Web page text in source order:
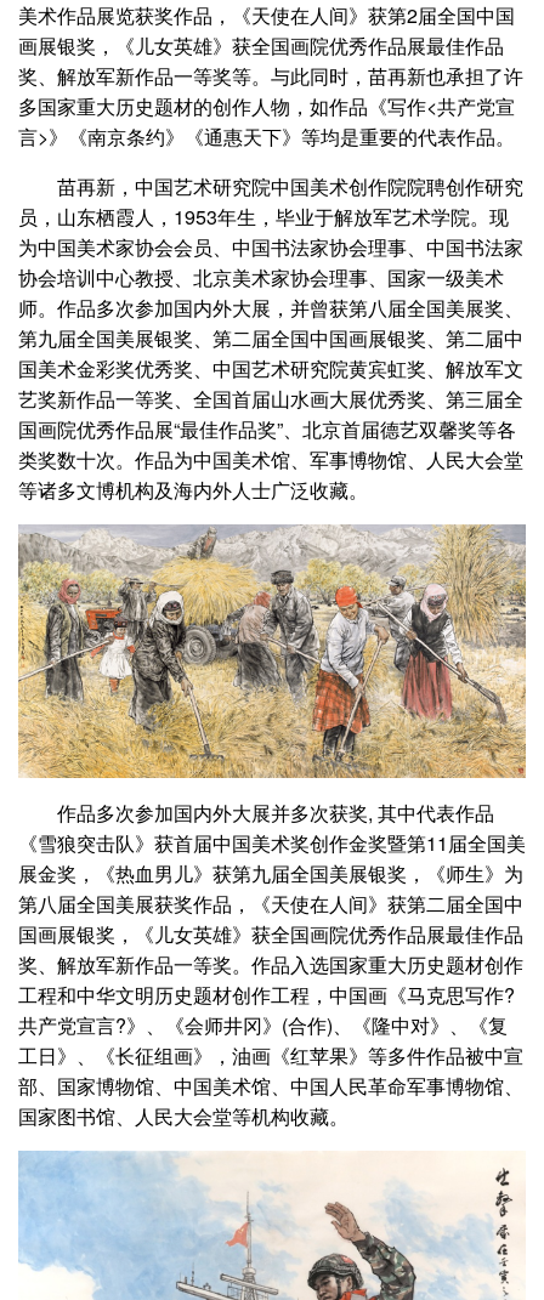
美术作品展览获奖作品，《天使在人间》获第2届全国中国
画展银奖，《儿女英雄》获全国画院优秀作品展最佳作品
奖、解放军新作品一等奖等。与此同时，苗再新也承担了许
多国家重大历史题材的创作人物，如作品《写作<共产党宣
言>》《南京条约》《通惠天下》等均是重要的代表作品。
苗再新，中国艺术研究院中国美术创作院院聘创作研究
员，山东栖霞人，1953年生，毕业于解放军艺术学院。现
为中国美术家协会会员、中国书法家协会理事、中国书法家
协会培训中心教授、北京美术家协会理事、国家一级美术
师。作品多次参加国内外大展，并曾获第八届全国美展奖、
第九届全国美展银奖、第二届全国中国画展银奖、第二届中
国美术金彩奖优秀奖、中国艺术研究院黄宾虹奖、解放军文
艺奖新作品一等奖、全国首届山水画大展优秀奖、第三届全
国画院优秀作品展“最佳作品奖”、北京首届德艺双馨奖等各
类奖数十次。作品为中国美术馆、军事博物馆、人民大会堂
等诸多文博机构及海内外人士广泛收藏。
作品多次参加国内外大展并多次获奖, 其中代表作品
《雪狼突击队》获首届中国美术奖创作金奖暨第11届全国美
展金奖，《热血男儿》获第九届全国美展银奖，《师生》为
第八届全国美展获奖作品，《天使在人间》获第二届全国中
国画展银奖，《儿女英雄》获全国画院优秀作品展最佳作品
奖、解放军新作品一等奖。作品入选国家重大历史题材创作
工程和中华文明历史题材创作工程，中国画《马克思写作?
共产党宣言?》、《会师井冈》(合作)、《隆中对》、《复
工日》、《长征组画》，油画《红苹果》等多件作品被中宣
部、国家博物馆、中国美术馆、中国人民革命军事博物馆、
国家图书馆、人民大会堂等机构收藏。